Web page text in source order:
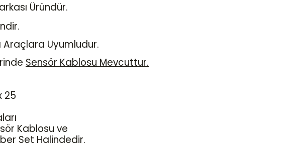
Üründür.
Araçlara Uyumludur.
Sensör Kablosu Mevcuttur.
25
Kablosu ve
Set Halindedir.